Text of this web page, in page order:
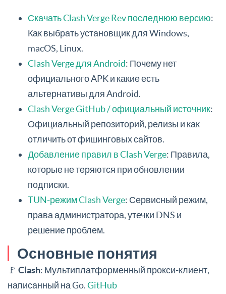
Скачать Clash Verge Rev последнюю версию:
Как выбрать установщик для Windows,
macOS, Linux.
Clash Verge для Android: Почему нет
официального APK и какие есть
альтернативы для Android.
Clash Verge GitHub / официальный источник:
Официальный репозиторий, релизы и как
отличить от фишинговых сайтов.
Добавление правил в Clash Verge: Правила,
которые не теряются при обновлении
подписки.
TUN-режим Clash Verge: Сервисный режим,
права администратора, утечки DNS и
решение проблем.
Основные понятия
🚩 Clash: Мультиплатформенный прокси-клиент,
написанный на Go.GitHub